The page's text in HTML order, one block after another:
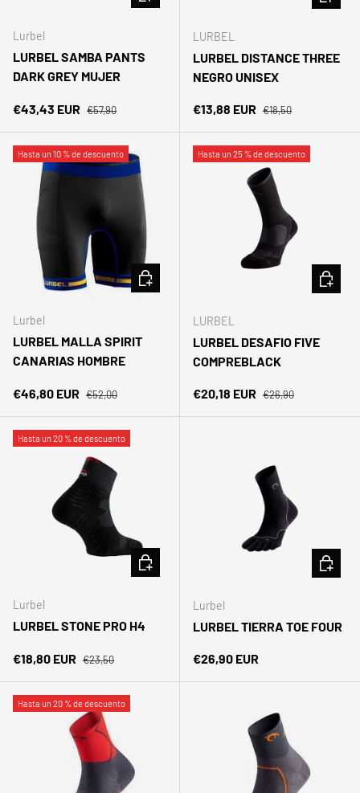
Lurbel
LURBEL SAMBA PANTS
DARK GREY MUJER
Precio de venta
€43,43 EUR Precio normal
€57,90
LURBEL
LURBEL DISTANCE THREE
NEGRO UNISEX
Precio de venta
€13,88 EUR Precio normal
€18,50
Hasta un 10 % de descuento
Lurbel
LURBEL MALLA SPIRIT
CANARIAS HOMBRE
Precio de venta
€46,80 EUR Precio normal
€52,00
ELEGIR OPCIONES
Hasta un 25 % de descuento
LURBEL
LURBEL DESAFIO FIVE
COMPREBLACK
Precio de venta
€20,18 EUR Precio normal
€26,90
ELEGIR
Hasta un 20 % de descuento
Lurbel
LURBEL STONE PRO H4
Precio de venta
€18,80 EUR Precio normal
€23,50
ELEGIR OPCIONES
Lurbel
LURBEL TIERRA TOE FOUR
Precio normal
€26,90 EUR
ELEGIR
Hasta un 20 % de descuento
Facebook Instagram
TikTokLinkedIn